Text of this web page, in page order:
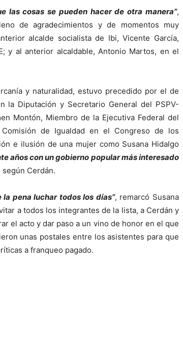
las cosas se pueden hacer de otra manera”,
de agradecimientos y de momentos muy
alcalde socialista de Ibi, Vicente García,
y al anterior alcaldable, Antonio Martos, en el
y naturalidad, estuvo precedido por el de
la Diputación y Secretario General del PSPV-
Montón, Miembro de la Ejecutiva Federal del
de Igualdad en el Congreso de los
e ilusión de una mujer como Susana Hidalgo
años con un gobierno popular más interesado
según Cerdán.
pena luchar todos los días”, remarcó Susana
a todos los integrantes de la lista, a Cerdán y
el acto y dar paso a un vino de honor en el que
unas postales entre los asistentes para que
a franqueo pagado.